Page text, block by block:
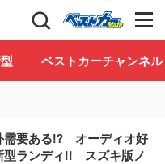
ストカー」 Club
ベストカーチャンネル
需要ある!? オーディオ好
型ランディ!! スズキ版ノ